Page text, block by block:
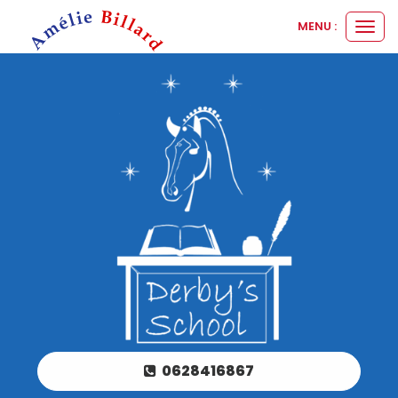
le
MENU :
0628416867